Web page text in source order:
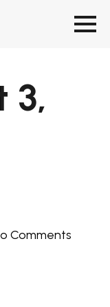
3,
Comments